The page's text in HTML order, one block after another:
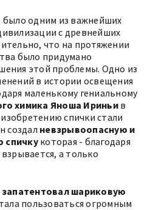
было одним из важнейших
с древнейших
что на протяжении
было придумано
этой проблемы. Одно из
в истории освещения
маленькому гениальному
химика Яноша Ириньив
изобретению спички стали
создал невзрывоопасную и
спичкукоторая - благодаря
а только
запатентовал шариковую
пользоваться огромным